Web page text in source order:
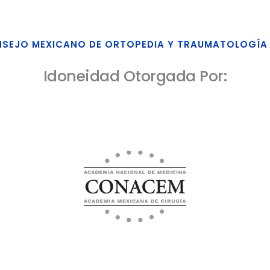
MEXICANO DE ORTOPEDIA Y
Idoneidad Otorgada Por: